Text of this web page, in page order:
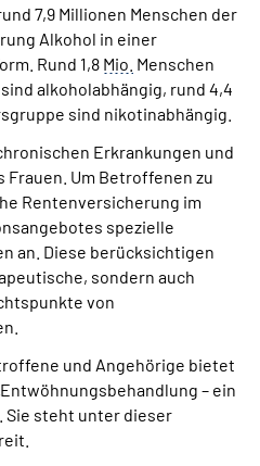
7,9 Millionen Menschen der
Alkohol in einer
Rund 1,8 Mio. Menschen
alkoholabhängig, rund 4,4
sind nikotinabhängig.
Erkrankungen und
Um Betroffenen zu
Rentenversicherung im
spezielle
an. Diese berücksichtigen
sondern auch
von
und Angehörige bietet
– ein
Sie steht unter dieser